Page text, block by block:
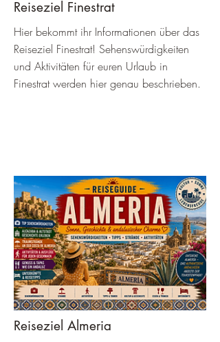
Reiseziel Finestrat
Hier bekommt ihr Informationen über das
Reiseziel Finestrat! Sehenswürdigkeiten
und Aktivitäten für euren Urlaub in
Finestrat werden hier genau beschrieben.
Reiseziel Almeria